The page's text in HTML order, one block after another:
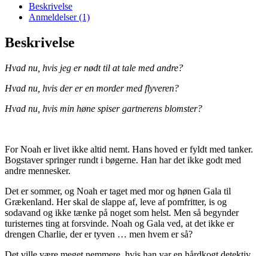
Berger:
På
sporet
Beskrivelse
Anmeldelser (1)
Beskrivelse
Hvad nu, hvis jeg er nødt til at tale med andre?
Hvad nu, hvis der er en morder med flyveren?
Hvad nu, hvis min høne spiser gartnerens blomster?
For Noah er livet ikke altid nemt. Hans hoved er fyldt med tanker.
Bogstaver springer rundt i bøgerne. Han har det ikke godt med
andre mennesker.
Det er sommer, og Noah er taget med mor og hønen Gala til
Grækenland. Her skal de slappe af, leve af pomfritter, is og
sodavand og ikke tænke på noget som helst. Men så begynder
turisternes ting at forsvinde. Noah og Gala ved, at det ikke er
drengen Charlie, der er tyven … men hvem er så?